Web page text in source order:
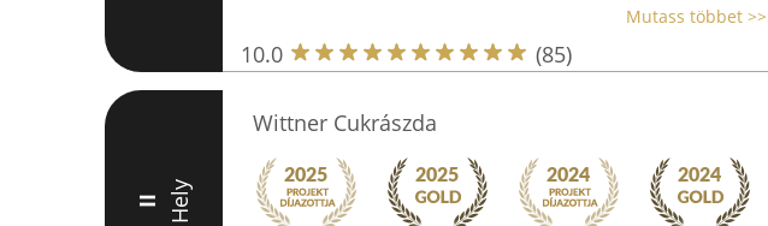
Mutass többet >>
10.0 (85)
II Hely
Wittner Cukrászda